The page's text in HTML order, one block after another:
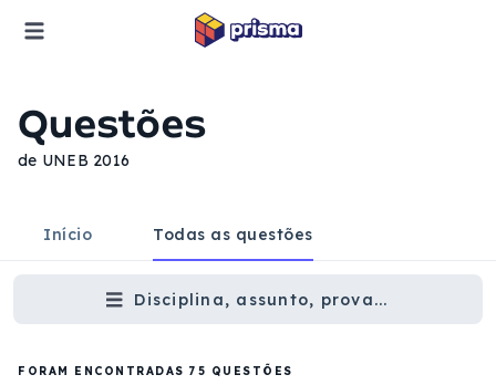
Questões
de UNEB 2016
Início Todas as questões
Disciplina, assunto, prova...
FORAM ENCONTRADAS 75 QUESTÕES